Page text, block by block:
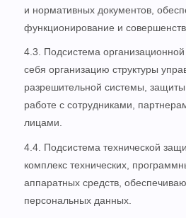
и нормативных документов,
функционирование и
4.3. Подсистема
себя организацию структуры
разрешительной системы,
работе с сотрудниками,
лицами.
4.4. Подсистема технической
комплекс технических,
аппаратных средств,
персональных данных.